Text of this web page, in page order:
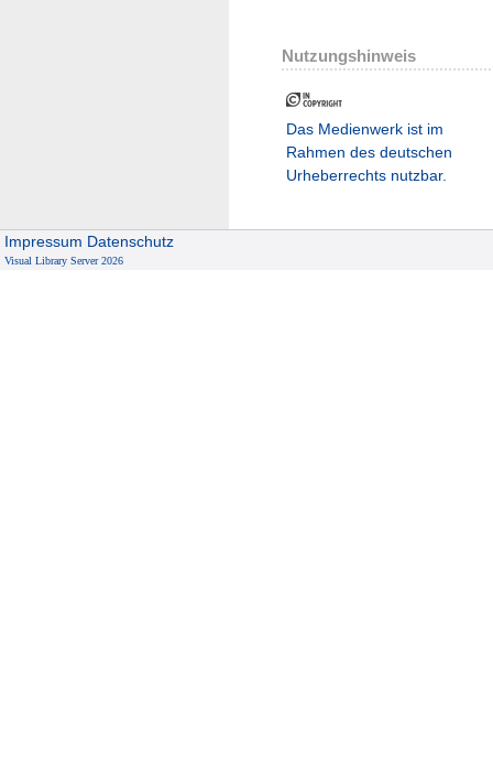
Nutzungshinweis
Das Medienwerk ist im
Rahmen des deutschen
Urheberrechts nutzbar.
Impressum Datenschutz
Visual Library Server 2026